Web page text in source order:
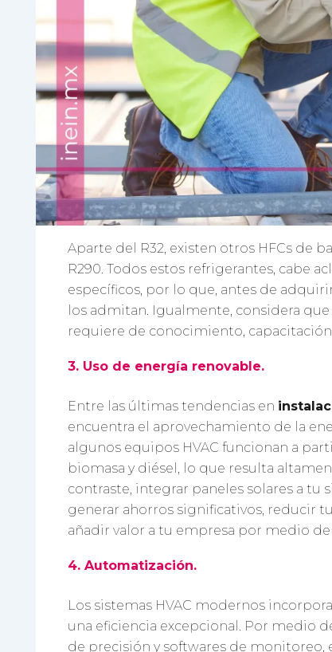
Aparte del R32, existen otros HFCs de
R290. Todos estos refrigerantes, cabe
específicos, por lo que, antes de
los admitan. Igualmente, considera
requiere de conocimiento,
3. Uso de energía renovable.
Entre las últimas tendencias en
encuentra el aprovechamiento de la
algunos equipos HVAC funcionan a
biomasa y diésel, lo que resulta
contraste, integrar paneles solares a tu
generar ahorros significativos, reducir
añadir valor a tu empresa por medio
4. Automatización.
Los sistemas HVAC modernos
una eficiencia excepcional. Por medio
de precisión y softwares de monitoreo,